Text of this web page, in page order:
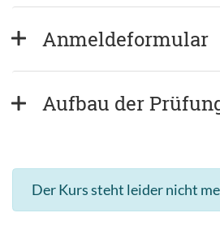
Anmeldeformular
Aufbau der
Der Kurs steht leider nicht